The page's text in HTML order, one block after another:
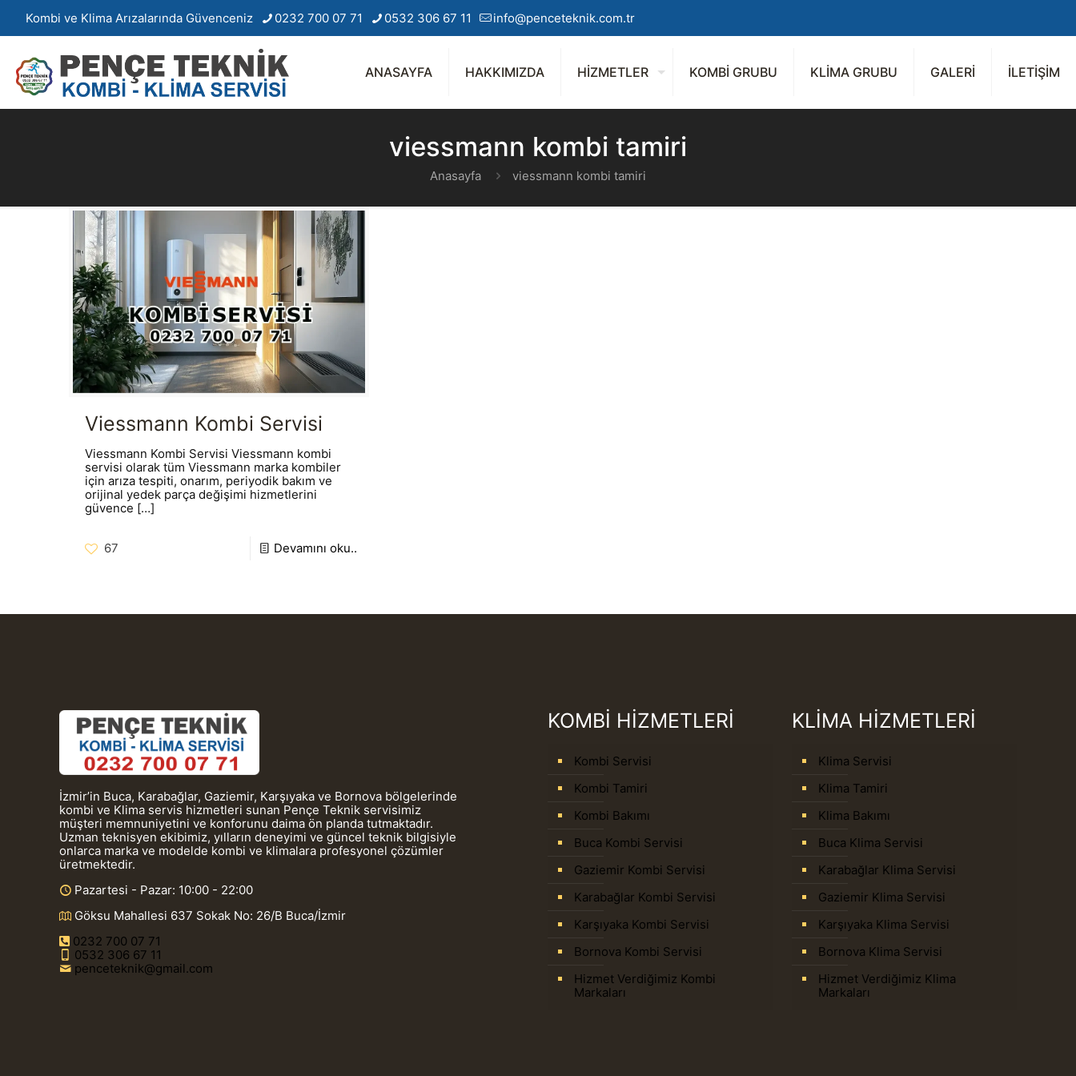
Kombi ve Klima Arızalarında Güvenceniz 0232 700 07 71 0532 306 67 11 info@penceteknik.com.tr
ANASAYFA HAKKIMIZDA HİZMETLER KOMBİ GRUBU KLİMA GRUBU GALERİ İLETİŞİM
viessmann kombi tamiri
Anasayfa viessmann kombi tamiri
Viessmann Kombi Servisi
Viessmann Kombi Servisi Viessmann kombi
servisi olarak tüm Viessmann marka kombiler
için arıza tespiti, onarım, periyodik bakım ve
orijinal yedek parça değişimi hizmetlerini
güvence […]
67 Devamını oku..
İzmir’in Buca, Karabağlar, Gaziemir, Karşıyaka ve Bornova bölgelerinde
kombi ve Klima servis hizmetleri sunan Pençe Teknik servisimiz
müşteri memnuniyetini ve konforunu daima ön planda tutmaktadır.
Uzman teknisyen ekibimiz, yılların deneyimi ve güncel teknik bilgisiyle
onlarca marka ve modelde kombi ve klimalara profesyonel çözümler
üretmektedir.
Pazartesi - Pazar: 10:00 - 22:00
Göksu Mahallesi 637 Sokak No: 26/B Buca/İzmir
0232 700 07 71
0532 306 67 11
penceteknik@gmail.com
KOMBİ HİZMETLERİ
Kombi Servisi
Kombi Tamiri
Kombi Bakımı
Buca Kombi Servisi
Gaziemir Kombi Servisi
Karabağlar Kombi Servisi
Karşıyaka Kombi Servisi
Bornova Kombi Servisi
Hizmet Verdiğimiz Kombi
Markaları
KLİMA HİZMETLERİ
Klima Servisi
Klima Tamiri
Klima Bakımı
Buca Klima Servisi
Karabağlar Klima Servisi
Gaziemir Klima Servisi
Karşıyaka Klima Servisi
Bornova Klima Servisi
Hizmet Verdiğimiz Klima
Markaları